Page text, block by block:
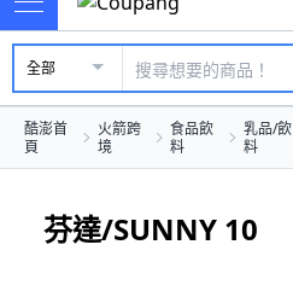
全部
酷澎首
頁
火箭跨
境
食品飲
料
乳品/飲
料
芬達/SUNNY 10